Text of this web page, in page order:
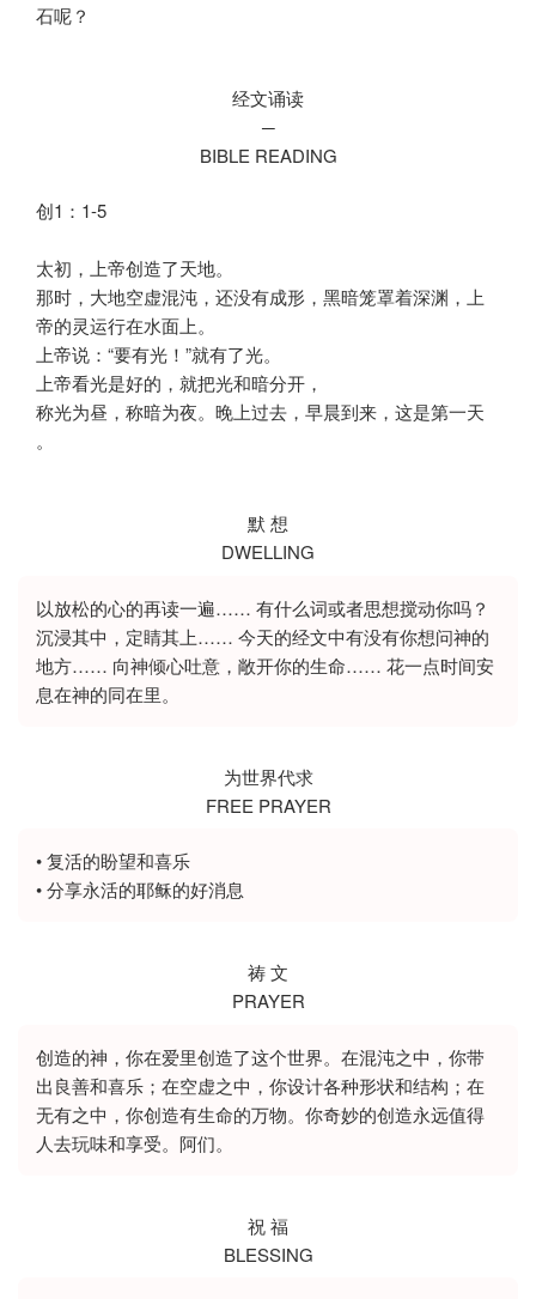
石呢？
经文诵读
─
BIBLE READING
创1：1-5
太初，上帝创造了天地。
那时，大地空虚混沌，还没有成形，黑暗笼罩着深渊，上
帝的灵运行在水面上。
上帝说：“要有光！”就有了光。
上帝看光是好的，就把光和暗分开，
称光为昼，称暗为夜。晚上过去，早晨到来，这是第一天
。
默 想
DWELLING
以放松的心的再读一遍…… 有什么词或者思想搅动你吗？
沉浸其中，定睛其上…… 今天的经文中有没有你想问神的
地方…… 向神倾心吐意，敞开你的生命…… 花一点时间安
为世界代求
FREE PRAYER
• 复活的盼望和喜乐
祷 文
PRAYER
创造的神，你在爱里创造了这个世界。在混沌之中，你带
出良善和喜乐；在空虚之中，你设计各种形状和结构；在
无有之中，你创造有生命的万物。你奇妙的创造永远值得
祝 福
BLESSING